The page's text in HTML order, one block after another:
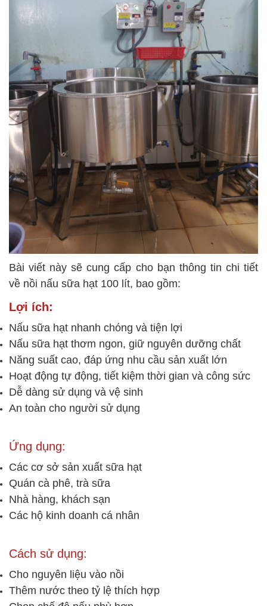
Bài viết này sẽ cung cấp cho bạn thông tin chi tiết
về nồi nấu sữa hạt 100 lít, bao gồm:
Lợi ích:
Nấu sữa hạt nhanh chóng và tiện lợi
Nấu sữa hạt thơm ngon, giữ nguyên dưỡng chất
Năng suất cao, đáp ứng nhu cầu sản xuất lớn
Hoạt động tự động, tiết kiệm thời gian và công sức
Dễ dàng sử dụng và vệ sinh
An toàn cho người sử dụng
Ứng dụng:
Các cơ sở sản xuất sữa hạt
Quán cà phê, trà sữa
Nhà hàng, khách sạn
Các hộ kinh doanh cá nhân
Cách sử dụng:
Cho nguyên liệu vào nồi
Thêm nước theo tỷ lệ thích hợp